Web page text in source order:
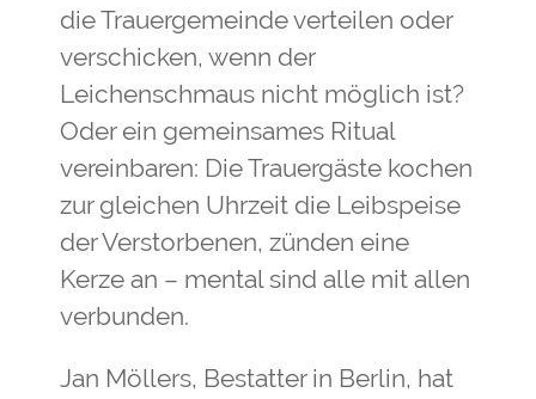
die Trauergemeinde verteilen oder
verschicken, wenn der
Leichenschmaus nicht möglich ist?
Oder ein gemeinsames Ritual
vereinbaren: Die Trauergäste kochen
zur gleichen Uhrzeit die Leibspeise
der Verstorbenen, zünden eine
Kerze an ­– mental sind alle mit allen
verbunden.
Jan Möllers, Bestatter in Berlin, hat